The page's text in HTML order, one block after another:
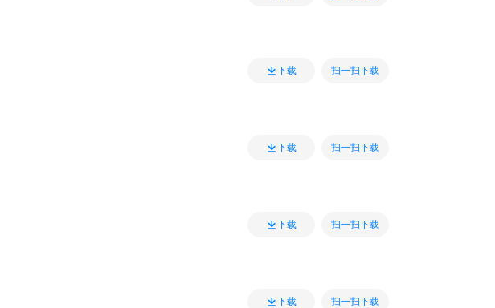
下载 扫一扫下载
下载 扫一扫下载
下载 扫一扫下载
下载 扫一扫下载